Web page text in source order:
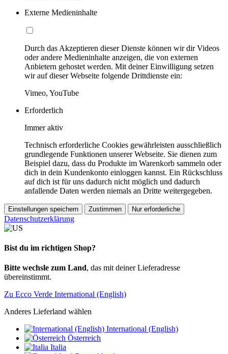
Externe Medieninhalte
Durch das Akzeptieren dieser Dienste können wir dir Videos
oder andere Medieninhalte anzeigen, die von externen
Anbietern gehostet werden. Mit deiner Einwilligung setzen
wir auf dieser Webseite folgende Drittdienste ein:
Vimeo, YouTube
Erforderlich
Immer aktiv
Technisch erforderliche Cookies gewährleisten ausschließlich
grundlegende Funktionen unserer Webseite. Sie dienen zum
Beispiel dazu, dass du Produkte im Warenkorb sammeln oder
dich in dein Kundenkonto einloggen kannst. Ein Rückschluss
auf dich ist für uns dadurch nicht möglich und dadurch
anfallende Daten werden niemals an Dritte weitergegeben.
Einstellungen speichern Zustimmen Nur erforderliche
Datenschutzerklärung
Bist du im richtigen Shop?
Bitte wechsle zum Land, das mit deiner Lieferadresse
übereinstimmt.
Zu Ecco Verde International (English)
Anderes Lieferland wählen
International (English)
Österreich
Italia